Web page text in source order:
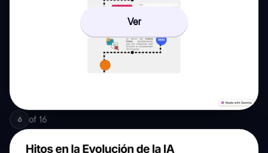
Ver
6 of 16